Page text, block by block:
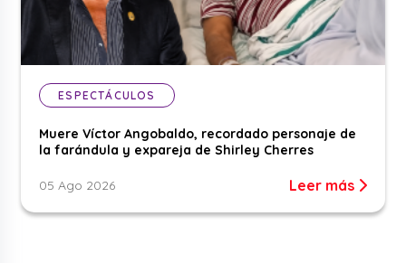
ESPECTÁCULOS
Muere Víctor Angobaldo, recordado personaje de
la farándula y expareja de Shirley Cherres
05 Ago 2026 Leer más